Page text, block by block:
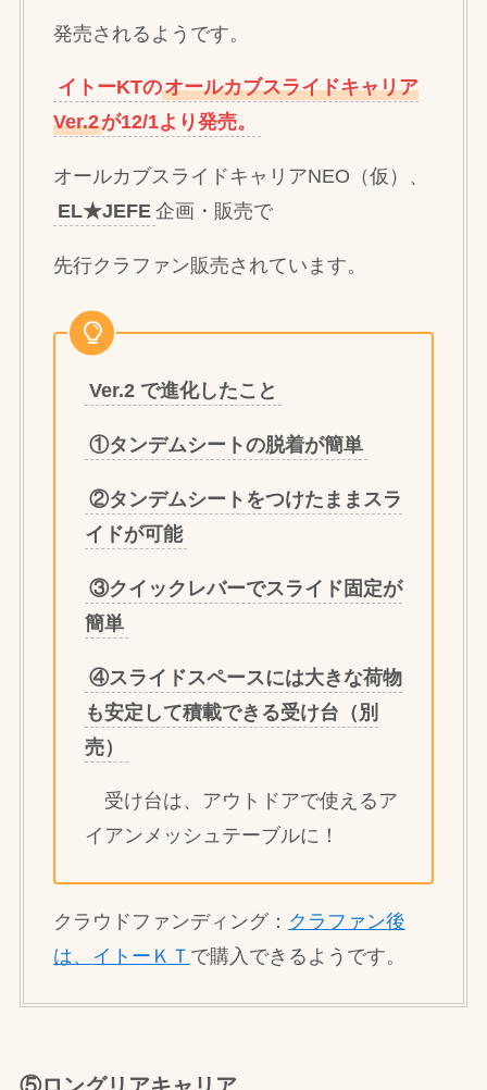
発売されるようです。
イトーKTのオールカブスライドキャリア
Ver.2が12/1より発売。
オールカブスライドキャリアNEO（仮）、
EL★JEFE 企画・販売で
先行クラファン販売されています。
Ver.2 で進化したこと
①タンデムシートの脱着が簡単
②タンデムシートをつけたままスラ
イドが可能
③クイックレバーでスライド固定が
簡単
④スライドスペースには大きな荷物
も安定して積載できる受け台（別
売）
受け台は、アウトドアで使えるア
イアンメッシュテーブルに！
クラウドファンディング： クラファン後
は、
イトーＫＴ で購入できるようです。